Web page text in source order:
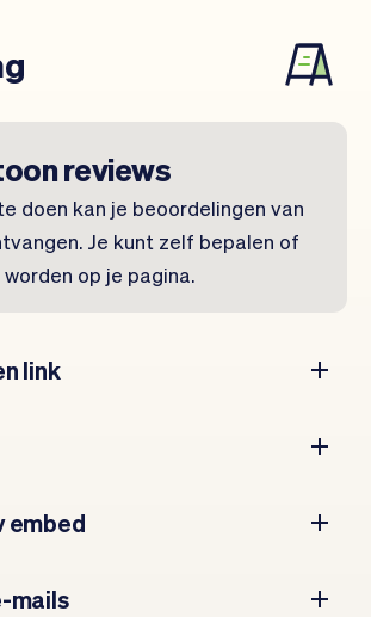
reviews
doen kan je beoordelingen van
Je kunt zelf bepalen of
op je pagina.
link
embed
mails